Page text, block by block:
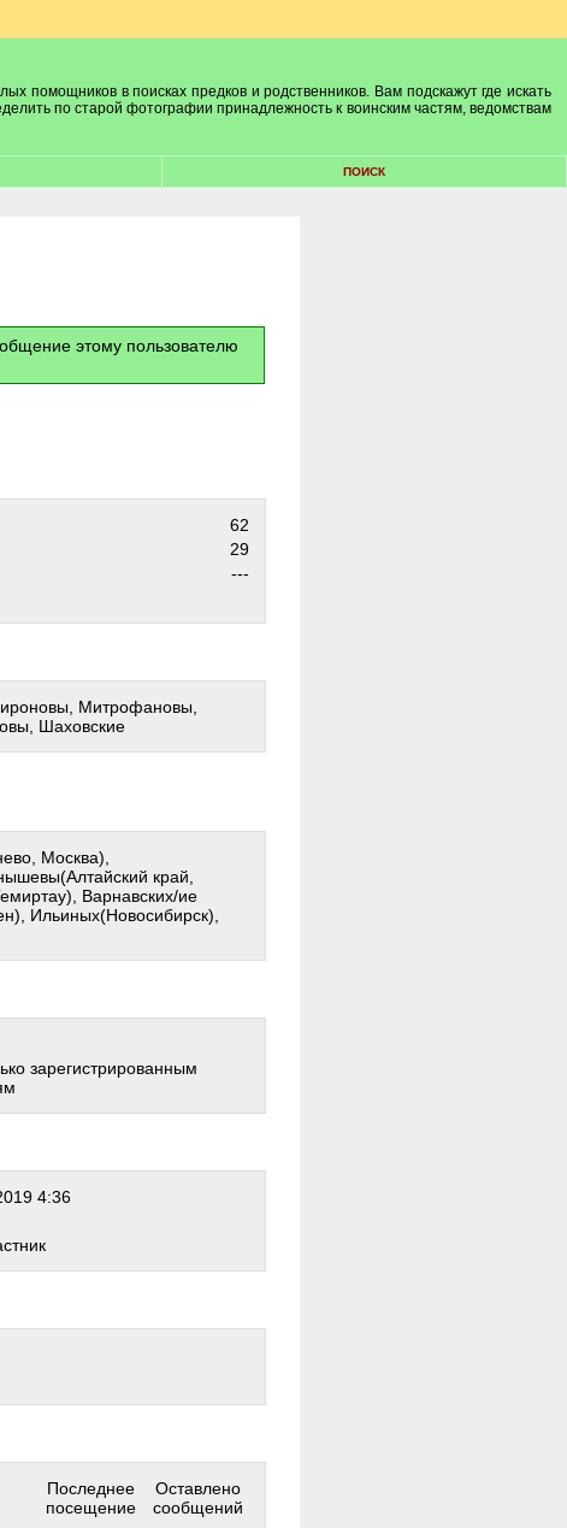
помощников в поисках предков и родственников. Вам подскажут где искать
по старой фотографии принадлежность к воинским частям, ведомствам
ПОИСК
этому пользователю
62
29
---
Митрофановы,
Шаховские
Москва),
край,
Варнавских/ие
Ильиных(Новосибирск),
зарегистрированным
4:36
Последнее
посещение
Оставлено
сообщений